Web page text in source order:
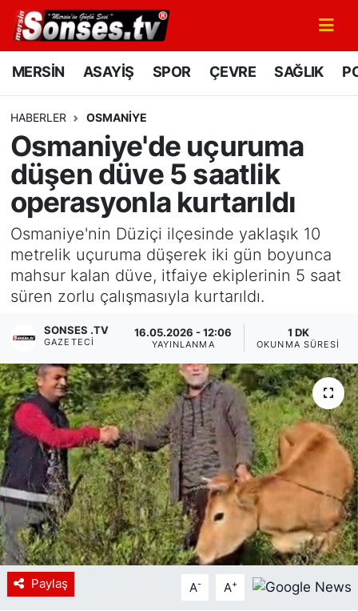
MERSİN ASAYİŞ SPOR ÇEVRE SAĞLIK
HABERLER OSMANIYE
Osmaniye'de uçuruma
düşen düve 5 saatlik
operasyonla kurtarıldı
Osmaniye'nin Düziçi ilçesinde yaklaşık 10
metrelik uçuruma düşerek iki gün boyunca
mahsur kalan düve, itfaiye ekiplerinin 5 saat
süren zorlu çalışmasıyla kurtarıldı.
SONSES .TV
GAZETECI
16.05.2026 - 12:06
YAYINLANMA
1 DK
OKUNMA SÜRESI
Paylaş A- A+
MERSİN
SPOR
GÜNÜN MANŞETİ
DÜNYA
KÜLTÜR - SANAT
MAGAZİN
SAĞLIK
Siyaset
YEREL HABER
Haberde insan
Tanıtım
Mersin Nöbetçi Eczaneler
Mersin Namaz Vakitleri
Mersin Trafik Yoğunluk Haritası
Süper Lig Puan Durumu ve Fikstür
Tüm Manşetler
Son Dakika Haberleri
Haber Arşivi